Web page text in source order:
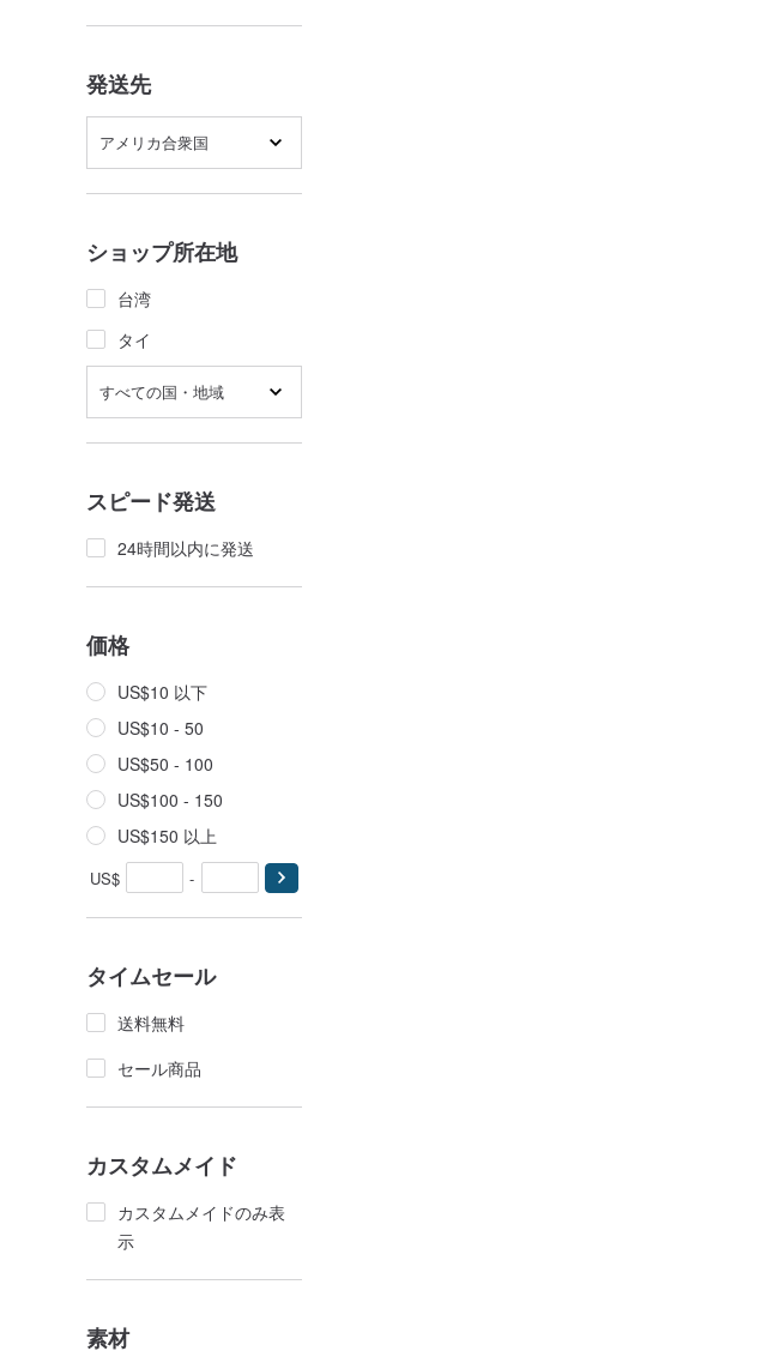
発送先
アメリカ合衆国
ショップ所在地
台湾
タイ
すべての国・地域
スピード発送
24時間以内に発送
価格
US$10 以下
US$10 - 50
US$50 - 100
US$100 - 150
US$150 以上
US$ -
タイムセール
送料無料
セール商品
カスタムメイド
カスタムメイドのみ表
示
素材